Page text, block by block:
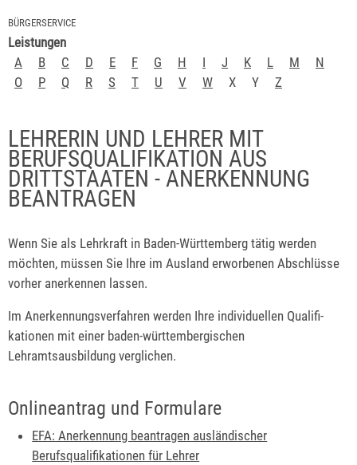
BÜRGERSERVICE
Leistungen
A
B C D E F G H I J K L M
N
O
P Q R S T U V W X Y Z
LEHRERIN UND LEHRER MIT
BERUFSQUALIFIKATION AUS
DRITTSTAATEN - ANERKENNUNG
BEANTRAGEN
Wenn Sie als Lehrkraft in Baden-Württemberg tätig werden
möchten, müssen Sie Ihre im Ausland erworbenen Abschlüsse
vorher anerkennen lassen.
Im Anerkennungsverfahren werden Ihre individuellen Qualifi­
kationen mit einer baden-württembergischen
Lehramtsausbildung verglichen.
Onlineantrag und Formulare
EFA: Anerkennung beantragen ausländischer
Berufsqualifikationen für Lehrer